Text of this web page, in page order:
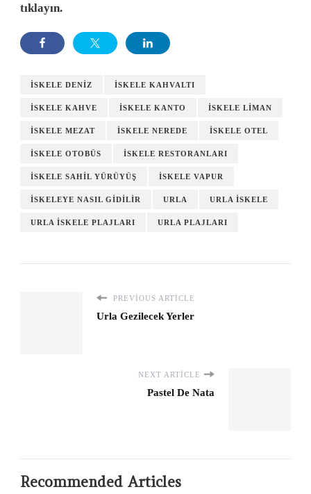
tıklayın.
ISKELE DENIZ ISKELE KAHVALTI
ISKELE KAHVE ISKELE KANTO ISKELE LIMAN
ISKELE MEZAT ISKELE NEREDE ISKELE OTEL
ISKELE OTOBÜS ISKELE RESTORANLARI
ISKELE SAHIL YÜRÜYÜŞ ISKELE VAPUR
ISKELEYE NASIL GIDILIR URLA URLA ISKELE
URLA ISKELE PLAJLARI URLA PLAJLARI
PREVIOUS ARTICLE
Urla Gezilecek Yerler
NEXT ARTICLE
Pastel De Nata
Recommended Articles